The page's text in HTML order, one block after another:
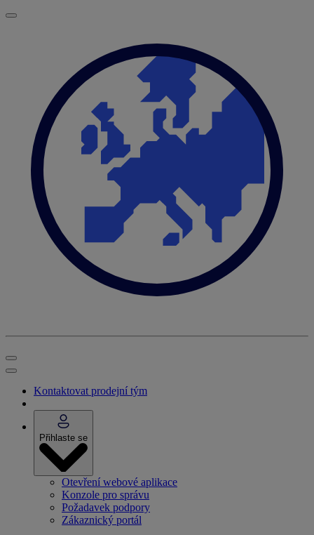
Kontaktovat prodejní tým
Přihlaste se
Otevření webové aplikace
Konzole pro správu
Požadavek podpory
Zákaznický portál